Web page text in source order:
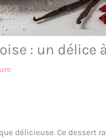
: un délice
délicieuse. Ce dessert